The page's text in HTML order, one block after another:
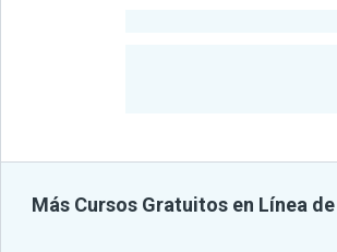
Más Cursos Gratuitos en Línea